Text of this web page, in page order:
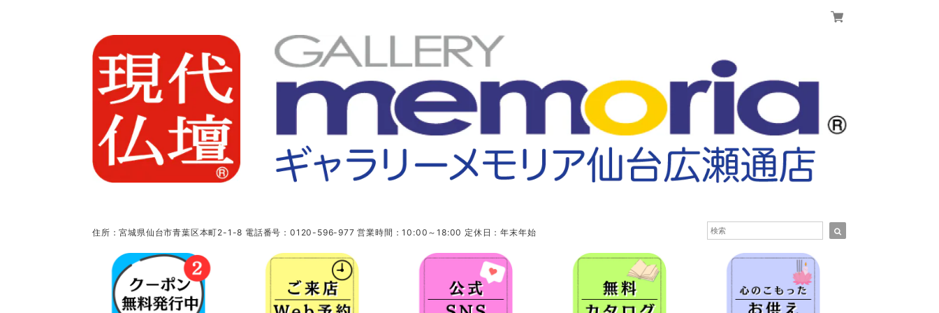
住所：宮城県仙台市青葉区本町2-1-8 電話番号：0120-596-977 営業時間：10:00～18:00 定休日：年末年始